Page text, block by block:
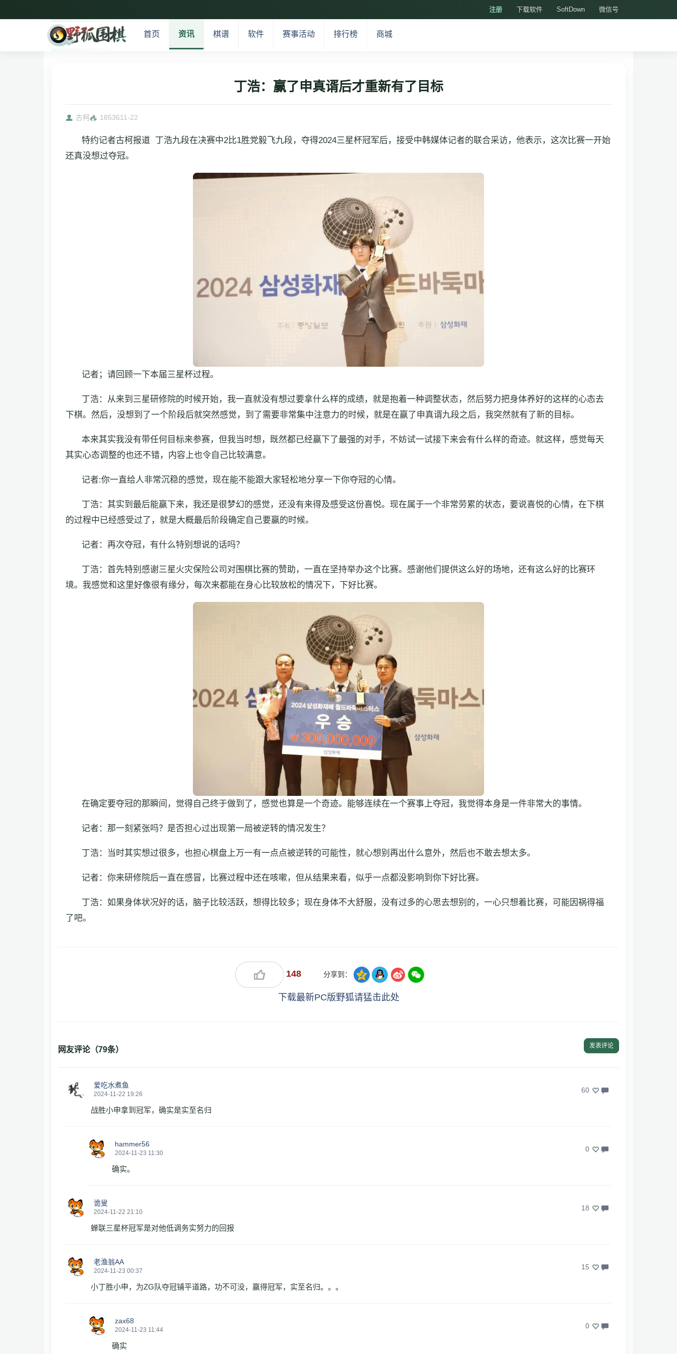
注册 下载软件 SoftDown 微信号
首页 资讯 棋谱 软件 赛事活动 排行榜 商城
丁浩：赢了申真谞后才重新有了目标
古柯 1853611-22
特约记者古柯报道 丁浩九段在决赛中2比1胜党毅飞九段，夺得2024三星杯冠军后，接受中韩媒体记者的联合采访，他表示，这次比赛一开始
还真没想过夺冠。
记者；请回顾一下本届三星杯过程。
丁浩：从来到三星研修院的时候开始，我一直就没有想过要拿什么样的成绩，就是抱着一种调整状态，然后努力把身体养好的这样的心态去
下棋。然后，没想到了一个阶段后就突然感觉，到了需要非常集中注意力的时候，就是在赢了申真谞九段之后，我突然就有了新的目标。
本来其实我没有带任何目标来参赛，但我当时想，既然都已经赢下了最强的对手，不妨试一试接下来会有什么样的奇迹。就这样，感觉每天
其实心态调整的也还不错，内容上也令自己比较满意。
记者:你一直给人非常沉稳的感觉，现在能不能跟大家轻松地分享一下你夺冠的心情。
丁浩：其实到最后能赢下来，我还是很梦幻的感觉，还没有来得及感受这份喜悦。现在属于一个非常劳累的状态，要说喜悦的心情，在下棋
的过程中已经感受过了，就是大概最后阶段确定自己要赢的时候。
记者：再次夺冠，有什么特别想说的话吗？
丁浩：首先特别感谢三星火灾保险公司对围棋比赛的赞助，一直在坚持举办这个比赛。感谢他们提供这么好的场地，还有这么好的比赛环
境。我感觉和这里好像很有缘分，每次来都能在身心比较放松的情况下，下好比赛。
在确定要夺冠的那瞬间，觉得自己终于做到了，感觉也算是一个奇迹。能够连续在一个赛事上夺冠，我觉得本身是一件非常大的事情。
记者：那一刻紧张吗？是否担心过出现第一局被逆转的情况发生？
丁浩：当时其实想过很多，也担心棋盘上万一有一点点被逆转的可能性，就心想别再出什么意外，然后也不敢去想太多。
记者：你来研修院后一直在感冒，比赛过程中还在咳嗽，但从结果来看，似乎一点都没影响到你下好比赛。
丁浩：如果身体状况好的话，脑子比较活跃，想得比较多；现在身体不大舒服，没有过多的心思去想别的，一心只想着比赛，可能因祸得福
了吧。
148 分享到：
下载最新PC版野狐请猛击此处
网友评论（79条） 发表评论
爱吃水煮鱼
2024-11-22 19:26 60
战胜小申拿到冠军，确实是实至名归
hammer56
2024-11-23 11:30 0
确实。
诡叟
2024-11-22 21:10 18
蝉联三星杯冠军是对他低调务实努力的回报
老渔翁AA
2024-11-23 00:37 15
小丁胜小申，为ZG队夺冠铺平道路，功不可没，赢得冠军，实至名归。。。
zax68
2024-11-23 11:44 0
确实